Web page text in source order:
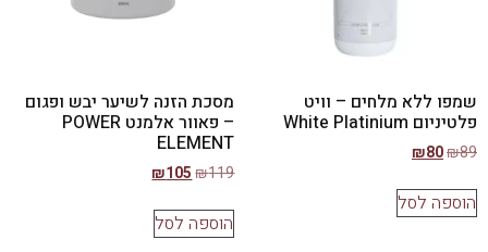
שמפו ללא מלחים – וויט
פלטיניום White Platinium
₪89
₪80
הוספה לסל
מסכת הזנה לשיער יבש ופגום
– פאוור אלמנט POWER
ELEMENT
₪119
₪105
הוספה לסל